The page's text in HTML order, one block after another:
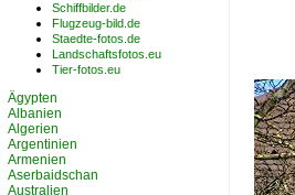
Schiffbilder.de
Flugzeug-bild.de
Staedte-fotos.de
Landschaftsfotos.eu
Tier-fotos.eu
Ägypten
Albanien
Algerien
Argentinien
Armenien
Aserbaidschan
Australien